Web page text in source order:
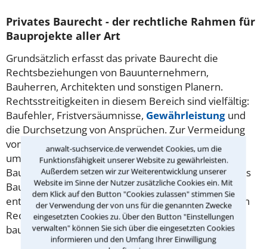
anwalt-suchservice.de verwendet Cookies, um die
Funktionsfähigkeit unserer Website zu gewährleisten.
Außerdem setzen wir zur Weiterentwicklung unserer
Website im Sinne der Nutzer zusätzliche Cookies ein. Mit
dem Klick auf den Button "Cookies zulassen" stimmen Sie
der Verwendung der von uns für die genannten Zwecke
eingesetzten Cookies zu. Über den Button "Einstellungen
verwalten" können Sie sich über die eingesetzten Cookies
informieren und den Umfang Ihrer Einwilligung
Privates Baurecht - der rechtliche Rahmen für
Bauprojekte aller Art
Grundsätzlich erfasst das private Baurecht die
Rechtsbeziehungen von Bauunternehmern,
Bauherren, Architekten und sonstigen Planern.
Rechtsstreitigkeiten in diesem Bereich sind vielfältig:
Baufehler, Fristversäumnisse, Gewährleistung und
die Durchsetzung von Ansprüchen. Zur Vermeidung
von unnötigen Verzögerungen empfiehlt sich eine
umfassende Beratung durch einen Fachanwalt für
Baurecht. Damit einer gelungenen Realisierung Ihres
Bauprojekts auch aus rechtlicher Sicht nichts mehr
entgegensteht. Wir helfen Ihnen dabei, den richtigen
Rechtsanwalt für Baurecht in Niederwiesa für Ihr
baurechtliches Anliegen zu finden!